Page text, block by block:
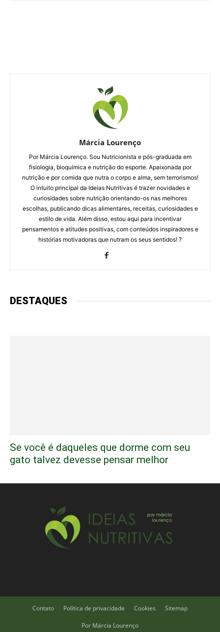
Márcia Lourenço
Por Márcia Lourenço. Sou Nutricionista e pós-graduada em
fisiologia, bioquímica e nutrição do esporte. Apaixonada por
nutrição e por comida que nutra o corpo e alma, sem terrorismos!
O intuito principal da Ideias Nutritivas é trazer novidades e
curiosidades sobre nutrição orientando-os nas melhores
escolhas, publicando dicas alimentares, receitas, curiosidades e
estilo de vida. Além disso, estou aqui para incentivar
pensamentos e atitudes positivas, com conteúdos inspiradores e
histórias motivadoras que nutram os seus sentidos! ?
DESTAQUES
Se você é daqueles que dorme com seu
gato talvez devesse pensar melhor
Contato Política de privacidade Cookies Sitemap
Por Márcia Lourenço